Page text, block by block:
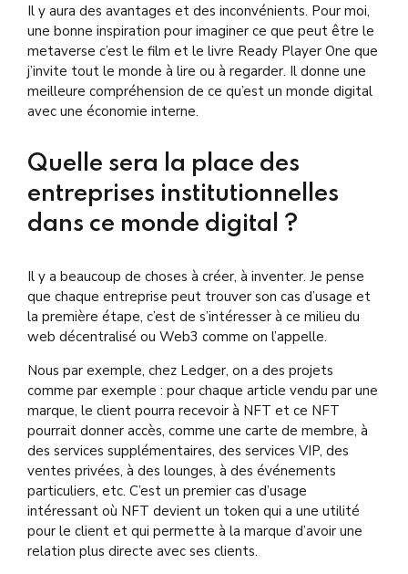
Il y aura des avantages et des inconvénients. Pour moi,
une bonne inspiration pour imaginer ce que peut être le
metaverse c’est le film et le livre Ready Player One que
j’invite tout le monde à lire ou à regarder. Il donne une
meilleure compréhension de ce qu’est un monde digital
avec une économie interne.
Quelle sera la place des
entreprises institutionnelles
dans ce monde digital ?
Il y a beaucoup de choses à créer, à inventer. Je pense
que chaque entreprise peut trouver son cas d’usage et
la première étape, c’est de s’intéresser à ce milieu du
web décentralisé ou Web3 comme on l’appelle.
Nous par exemple, chez Ledger, on a des projets
comme par exemple : pour chaque article vendu par une
marque, le client pourra recevoir à NFT et ce NFT
pourrait donner accès, comme une carte de membre, à
des services supplémentaires, des services VIP, des
ventes privées, à des lounges, à des événements
particuliers, etc. C’est un premier cas d’usage
intéressant où NFT devient un token qui a une utilité
pour le client et qui permette à la marque d’avoir une
relation plus directe avec ses clients.